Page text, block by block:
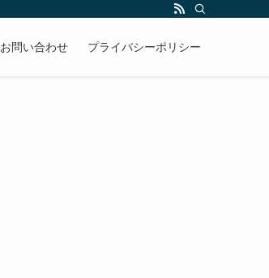
お問い合わせ プライバシーポリシー